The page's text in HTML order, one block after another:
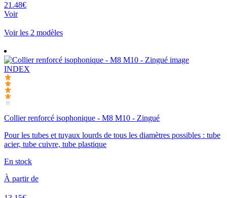
21.48€
Voir
Voir les 2 modèles
INDEX
Collier renforcé isophonique - M8 M10 - Zingué
Pour les tubes et tuyaux lourds de tous les diamètres possibles : tube
acier, tube cuivre, tube plastique
En stock
À partir de